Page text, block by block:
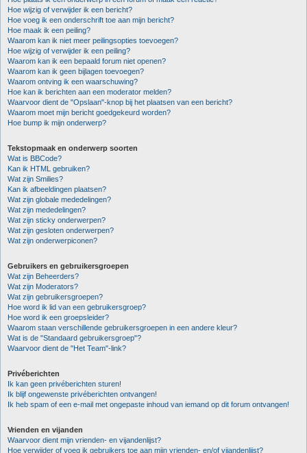
Hoe wijzig of verwijder ik een bericht?
Hoe voeg ik een onderschrift toe aan mijn bericht?
Hoe maak ik een peiling?
Waarom kan ik niet meer peilingsopties toevoegen?
Hoe wijzig of verwijder ik een peiling?
Waarom kan ik een bepaald forum niet openen?
Waarom kan ik geen bijlagen toevoegen?
Waarom ontving ik een waarschuwing?
Hoe kan ik berichten aan een moderator melden?
Waarvoor dient de "Opslaan"-knop bij het plaatsen van een bericht?
Waarom moet mijn bericht goedgekeurd worden?
Hoe bump ik mijn onderwerp?
Tekstopmaak en onderwerp soorten
Wat is BBCode?
Kan ik HTML gebruiken?
Wat zijn Smilies?
Kan ik afbeeldingen plaatsen?
Wat zijn globale mededelingen?
Wat zijn mededelingen?
Wat zijn sticky onderwerpen?
Wat zijn gesloten onderwerpen?
Wat zijn onderwerpiconen?
Gebruikers en gebruikersgroepen
Wat zijn Beheerders?
Wat zijn Moderators?
Wat zijn gebruikersgroepen?
Hoe word ik lid van een gebruikersgroep?
Hoe word ik een groepsleider?
Waarom staan verschillende gebruikersgroepen in een andere kleur?
Wat is de "Standaard gebruikersgroep"?
Waarvoor dient de "Het Team"-link?
Privéberichten
Ik kan geen privéberichten sturen!
Ik blijf ongewenste privéberichten ontvangen!
Ik heb spam of een e-mail met ongepaste inhoud van iemand op dit forum ontvangen!
Vrienden en vijanden
Waarvoor dient mijn vrienden- en vijandenlijst?
Hoe verwijder of voeg ik gebruikers toe aan mijn vrienden- en/of vijandenlijst?